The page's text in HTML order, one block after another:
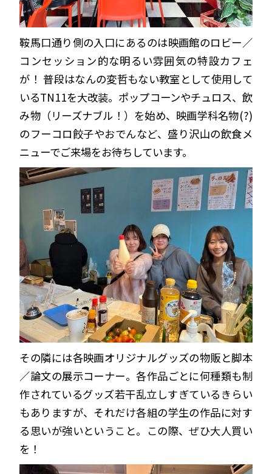
鞍馬口通り側の入口にあるのは映画館のロビー／
コンセッション的な明るい雰囲気の特設カフェ
が！ 普段はなんの変哲もない教室として使用して
いるTN11を大改装。ポップコーンやチュロス、飲
み物（リーズナブル！）を始め、映画学科名物(?)
のフーコロ餃子やおでんなど、盛り沢山の飲食メ
ニューでご来場をお待ちしています。
その隣には各映画オリジナルグッズの物販と脚本
／論文の展示コーナー。各作品ごとに何種類も制
作されているグッズ若干乱立しすぎているきらい
もありますが、それだけ各組の学生の作品に対す
る思いが強いということ。この際、ぜひ大人買い
を！